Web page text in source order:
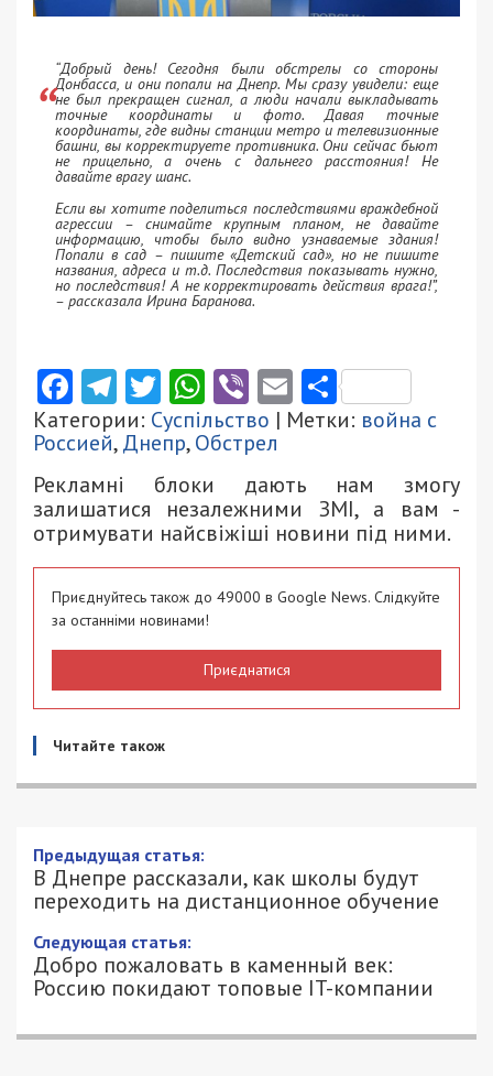
“Добрый день! Сегодня были обстрелы со стороны
Донбасса, и они попали на Днепр. Мы сразу увидели: еще
не был прекращен сигнал, а люди начали выкладывать
точные координаты и фото. Давая точные
координаты, где видны станции метро и телевизионные
башни, вы корректируете противника. Они сейчас бьют
не прицельно, а очень с дальнего расстояния! Не
давайте врагу шанс.
Если вы хотите поделиться последствиями враждебной
агрессии – снимайте крупным планом, не давайте
информацию, чтобы было видно узнаваемые здания!
Попали в сад – пишите «Детский сад», но не пишите
названия, адреса и т.д. Последствия показывать нужно,
но последствия! А не корректировать действия врага!”,
– рассказала Ирина Баранова.
Facebook
Telegram
Twitter
WhatsApp
ViberEmail
Категории: Суспільство | Метки: война с
Россией,Днепр,Обстрел
Рекламні блоки дають нам змогу
залишатися незалежними ЗМІ, а вам -
отримувати найсвіжіші новини під ними.
Приєднуйтесь також до 49000 в Google News. Слідкуйте
за останніми новинами!
Приєднатися
Читайте також
В Днепре рассказали, как школы будут
переходить на дистанционное
обучение
11/03/2022 - 12:51
ПЕТРО ЩУКІН - СПЕЦИАЛЬНО ДЛЯ
1592